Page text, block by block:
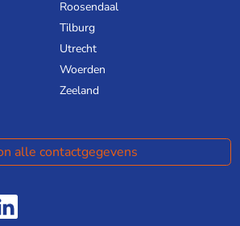
Roosendaal
Tilburg
Utrecht
Woerden
Zeeland
alle contactgegevens